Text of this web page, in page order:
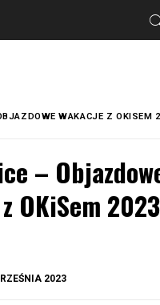
WAKACJE Z OKISEM
–
OKiSem 2023
2023